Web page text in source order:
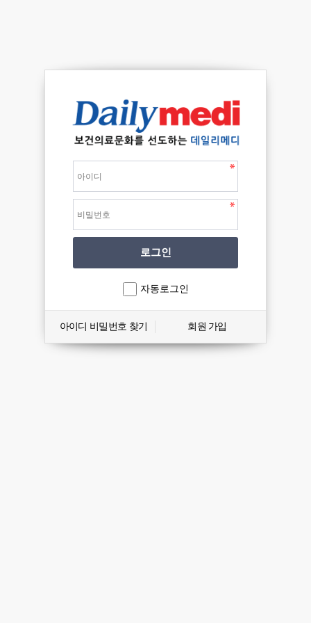
자동로그인
아이디 비밀번호 찾기 회원 가입